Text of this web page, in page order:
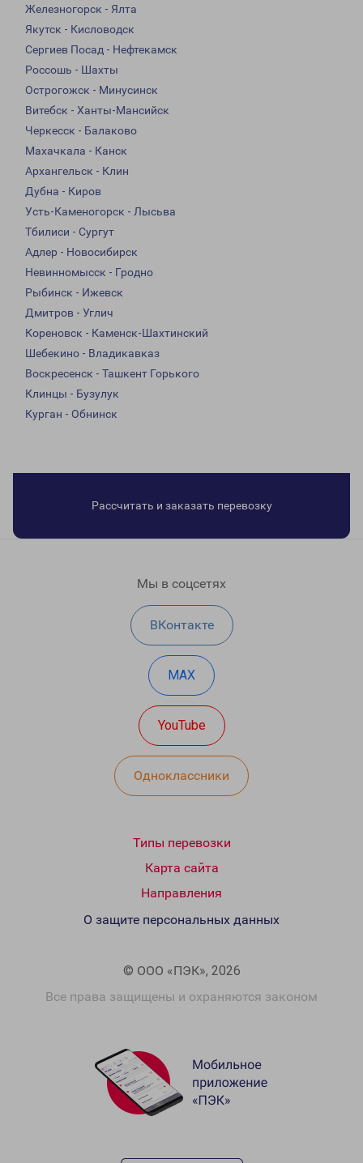
Железногорск - Ялта
Якутск - Кисловодск
Сергиев Посад - Нефтекамск
Россошь - Шахты
Острогожск - Минусинск
Витебск - Ханты-Мансийск
Черкесск - Балаково
Махачкала - Канск
Архангельск - Клин
Дубна - Киров
Усть-Каменогорск - Лысьва
Тбилиси - Сургут
Адлер - Новосибирск
Невинномысск - Гродно
Рыбинск - Ижевск
Дмитров - Углич
Кореновск - Каменск-Шахтинский
Шебекино - Владикавказ
Воскресенск - Ташкент Горького
Клинцы - Бузулук
Курган - Обнинск
Рассчитать и заказать перевозку
Мы в соцсетях
ВКонтакте
MAX
YouTube
Одноклассники
Типы перевозки
Карта сайта
Направления
© ООО «ПЭК», 2026
Все права защищены и охраняются законом
О защите персональных данных